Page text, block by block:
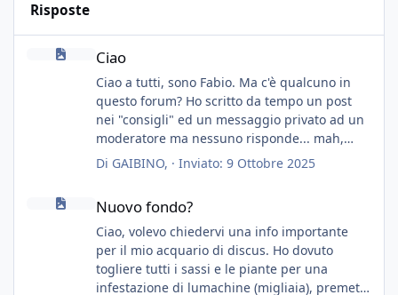
Risposte
Ciao
Ciao a tutti, sono Fabio. Ma c'è qualcuno in
questo forum? Ho scritto da tempo un post
nei "consigli" ed un messaggio privato ad un
moderatore ma nessuno risponde... mah,
chissà... speravo in un consiglio...
Di GAIBINO, · Inviato: 9 Ottobre 2025
Nuovo fondo?
Ciao, volevo chiedervi una info importante
per il mio acquario di discus. Ho dovuto
togliere tutti i sassi e le piante per una
infestazione di lumachine (migliaia), premetto